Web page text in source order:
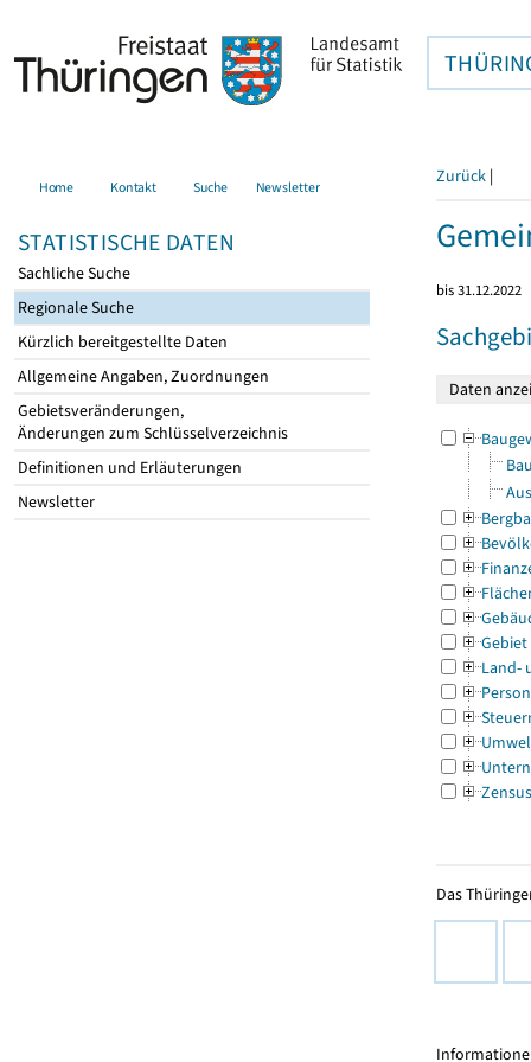
Home Kontakt Suche Newsletter
STATISTISCHE DATEN
Sachliche Suche
Regionale Suche
Kürzlich bereitgestellte Daten
Allgemeine Angaben, Zuordnungen
Gebietsveränderungen,
Änderungen zum Schlüsselverzeichnis
Definitionen und Erläuterungen
Newsletter
Zurück |
bis 31.12.2022
Gebiet
Land-
Zensus
Das